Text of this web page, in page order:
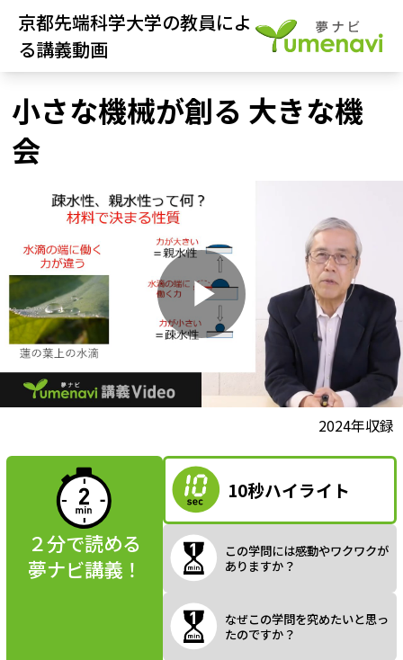
京都先端科学大学の教員によ
る講義動画
小さな機械が創る 大きな機
会
P
a
y
2024年収録
２分で読める
夢ナビ講義！
10秒ハイライト
この学問には感動やワクワクが
ありますか？
なぜこの学問を究めたいと思っ
たのですか？